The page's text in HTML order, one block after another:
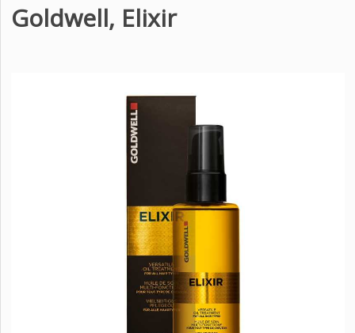
Goldwell, Elixir